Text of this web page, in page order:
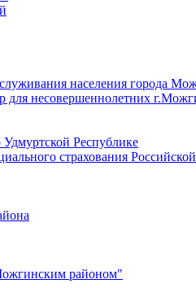
населения города
для несовершеннолетних
Республике
страхования
районом"